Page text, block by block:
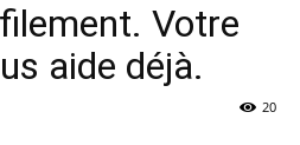
Votre
aide déjà.
20